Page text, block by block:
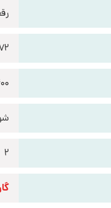
2
گارانتی